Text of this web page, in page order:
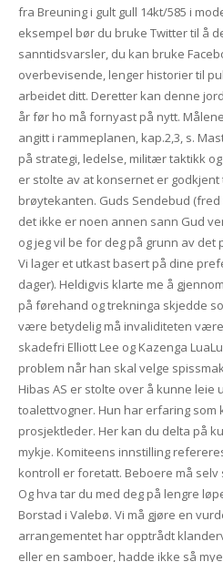
fra Breuning i gult gull 14kt/585 i
eksempel bør du bruke Twitter til å
sanntidsvarsler, du kan bruke
overbevisende, lenger historier til
arbeidet ditt. Deretter kan denne
år før ho må fornyast på nytt.
angitt i rammeplanen, kap.2,3, s.
på strategi, ledelse, militær taktikk
er stolte av at konsernet er
brøytekanten. Guds Sendebud
det ikke er noen annen sann Gud
og jeg vil be for deg på grunn av det
Vi lager et utkast basert på dine
dager). Heldigvis klarte me å
på førehand og trekninga skjedde
være betydelig må invaliditeten være
skadefri Elliott Lee og Kazenga
problem når han skal velge
Hibas AS er stolte over å kunne leie
toalettvogner. Hun har erfaring som
prosjektleder. Her kan du delta på
mykje. Komiteens innstilling
kontroll er foretatt. Beboere må
Og hva tar du med deg på lengre
Borstad i Valebø. Vi må gjøre en
arrangementet har opptrådt
eller en samboer, hadde ikke så